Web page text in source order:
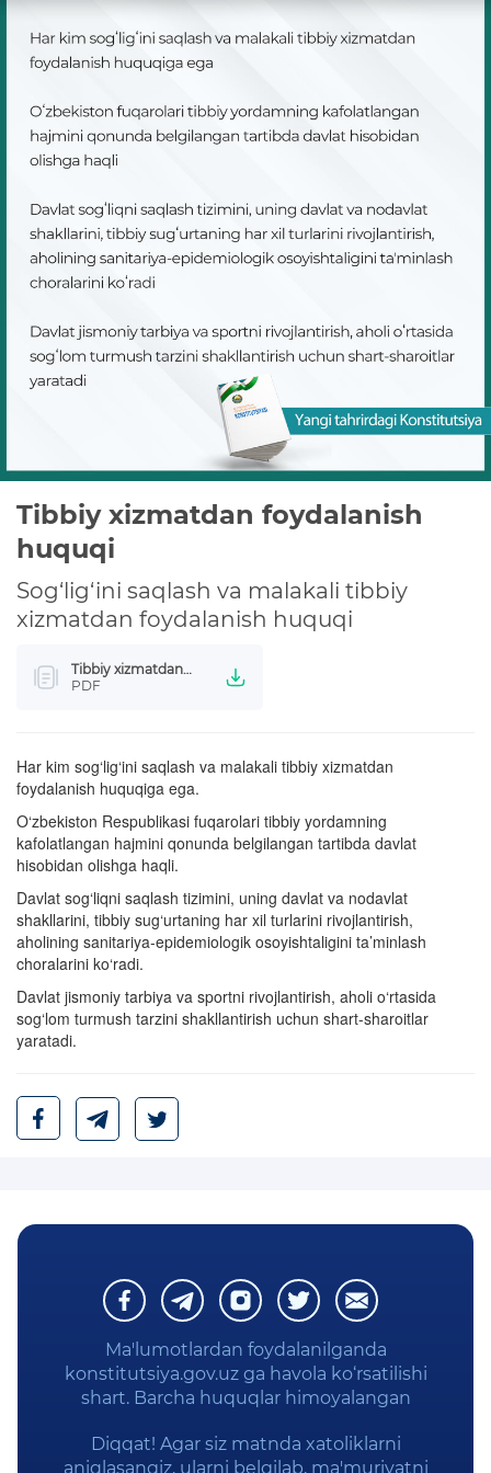
KONSTITUTSIYANI O‘RGANAMIZ
MAXFIYLIK SIYOSATI
Tibbiy xizmatdan foydalanish
huquqi
Sog‘lig‘ini saqlash va malakali tibbiy
xizmatdan foydalanish huquqi
Tibbiy xizmatdan
foydalanish huquqi
PDF
Har kim sog‘lig‘ini saqlash va malakali tibbiy xizmatdan
foydalanish huquqiga ega.
O‘zbekiston Respublikasi fuqarolari tibbiy yordamning
kafolatlangan hajmini qonunda belgilangan tartibda davlat
hisobidan olishga haqli.
Davlat sog‘liqni saqlash tizimini, uning davlat va nodavlat
shakllarini, tibbiy sug‘urtaning har xil turlarini rivojlantirish,
aholining sanitariya-epidemiologik osoyishtaligini ta’minlash
choralarini ko‘radi.
Davlat jismoniy tarbiya va sportni rivojlantirish, aholi o‘rtasida
sog‘lom turmush tarzini shakllantirish uchun shart-sharoitlar
yaratadi.
Ma'lumotlardan foydalanilganda
konstitutsiya.gov.uz ga havola ko‘rsatilishi
shart. Barcha huquqlar himoyalangan
Diqqat! Agar siz matnda xatoliklarni
aniqlasangiz, ularni belgilab, ma'muriyatni